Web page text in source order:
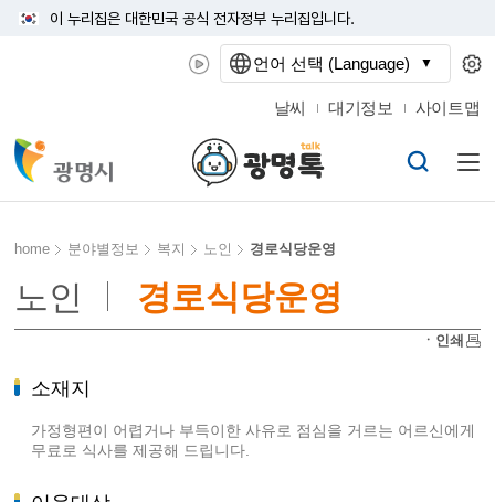
이 누리집은 대한민국 공식 전자정부 누리집입니다.
날씨 대기정보 사이트맵
home 분야별정보 복지 노인 경로식당운영
노인 경로식당운영
ㆍ인쇄
소재지
가정형편이 어렵거나 부득이한 사유로 점심을 거르는 어르신에게
무료로 식사를 제공해 드립니다.
언어 선택 (Language)